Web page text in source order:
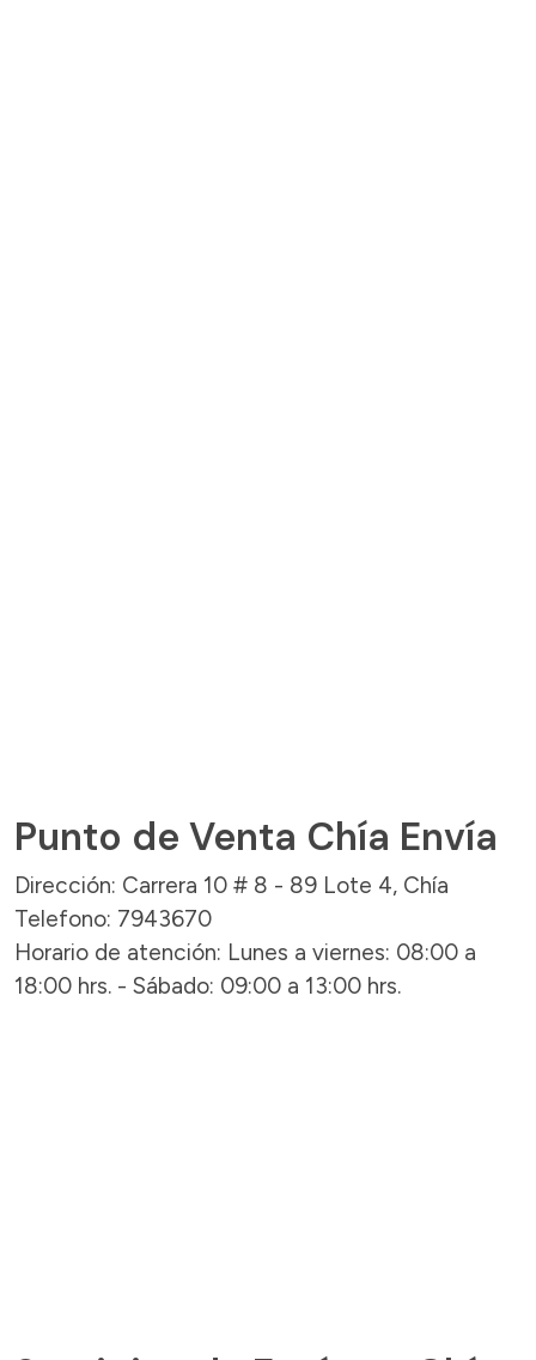
Punto de Venta Chía Envía
Dirección: Carrera 10 # 8 - 89 Lote 4, Chía
Telefono: 7943670
Horario de atención: Lunes a viernes: 08:00 a
18:00 hrs. - Sábado: 09:00 a 13:00 hrs.